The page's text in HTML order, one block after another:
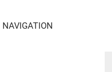
NAVIGATION